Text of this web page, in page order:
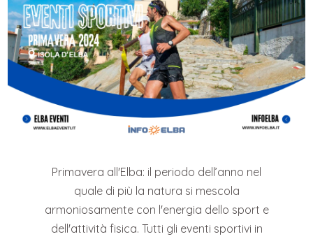
Primavera all'Elba: il periodo dell’anno nel
quale di più la natura si mescola
armoniosamente con l'energia dello sport e
dell'attività fisica. Tutti gli eventi sportivi in